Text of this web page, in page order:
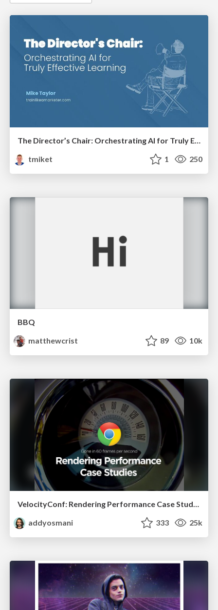
The Director’s Chair: Orchestrating AI for Truly Effective Learning
tmiket
1 250
BBQ
matthewcrist
89 10k
addyosmani
333 25k